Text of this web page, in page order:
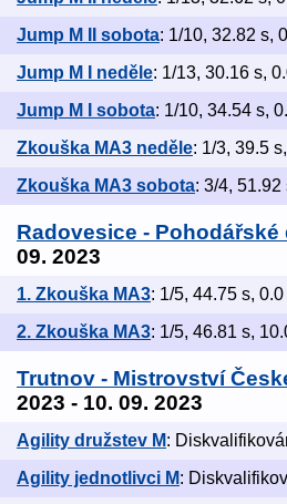
Jump M II sobota: 1/10, 32.82 s,
Jump M I neděle: 1/13, 30.16 s,
Jump M I sobota: 1/10, 34.54 s,
Zkouška MA3 neděle: 1/3, 39.5
Zkouška MA3 sobota: 3/4, 51.92
Radovesice -
09. 2023
1. Zkouška MA3: 1/5, 44.75 s,
2. Zkouška MA3: 1/5, 46.81 s,
Trutnov - Mistrovství
2023 - 10. 09. 2023
Agility družstev M:
Agility jednotlivci M: